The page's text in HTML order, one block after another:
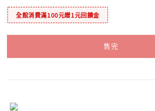
全館消費滿100元贈1元回饋金
售完